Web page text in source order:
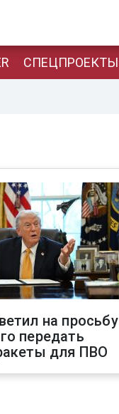
СПЕЦПРОЕКТЫ
на просьбу
передать
для ПВО